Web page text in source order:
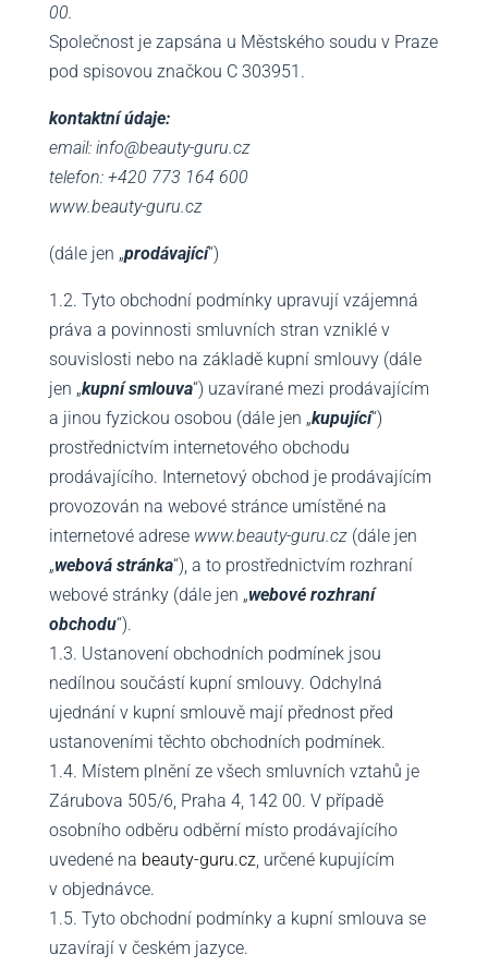
00.
Společnost je zapsána u Městského soudu v Praze
pod spisovou značkou C 303951.
kontaktní údaje:
email: info@beauty-guru.cz
telefon: +420 773 164 600
www.beauty-guru.cz
(dále jen „prodávající“)
1.2. Tyto obchodní podmínky upravují vzájemná
práva a povinnosti smluvních stran vzniklé v
souvislosti nebo na základě kupní smlouvy (dále
jen „kupní smlouva“) uzavírané mezi prodávajícím
a jinou fyzickou osobou (dále jen „kupující“)
prostřednictvím internetového obchodu
prodávajícího. Internetový obchod je prodávajícím
provozován na webové stránce umístěné na
internetové adrese www.beauty-guru.cz(dále jen
„webová stránka“), a to prostřednictvím rozhraní
webové stránky (dále jen „webové rozhraní
obchodu“).
1.3. Ustanovení obchodních podmínek jsou
nedílnou součástí kupní smlouvy. Odchylná
ujednání v kupní smlouvě mají přednost před
ustanoveními těchto obchodních podmínek.
1.4. Místem plnění ze všech smluvních vztahů je
Zárubova 505/6, Praha 4, 142 00. V případě
osobního odběru odběrní místo prodávajícího
uvedené na beauty-guru.cz, určené kupujícím
v objednávce.
1.5. Tyto obchodní podmínky a kupní smlouva se
uzavírají v českém jazyce.